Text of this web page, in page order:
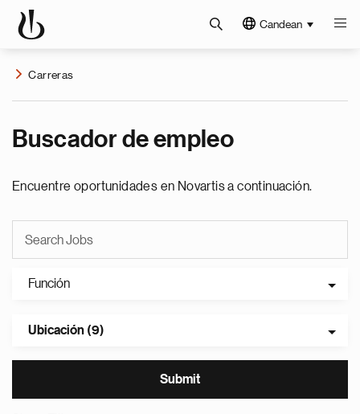
Candean
Carreras
Buscador de empleo
Encuentre oportunidades en Novartis a continuación.
Función
Ubicación (9)